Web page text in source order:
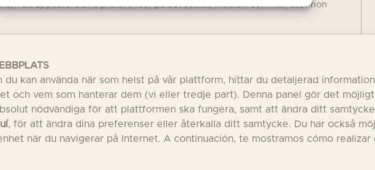
att uppdatera sina preferenser på det sociala medium som han eller hon
du kan använda när som helst på vår plattform, hittar du detaljerad
och vem som hanterar dem (vi eller tredje part). Denna panel gör det
nödvändiga för att plattformen ska fungera, samt att ändra ditt
, för att ändra dina preferenser eller återkalla ditt samtycke. Du har också
när du navigerar på Internet. A continuación, te mostramos cómo